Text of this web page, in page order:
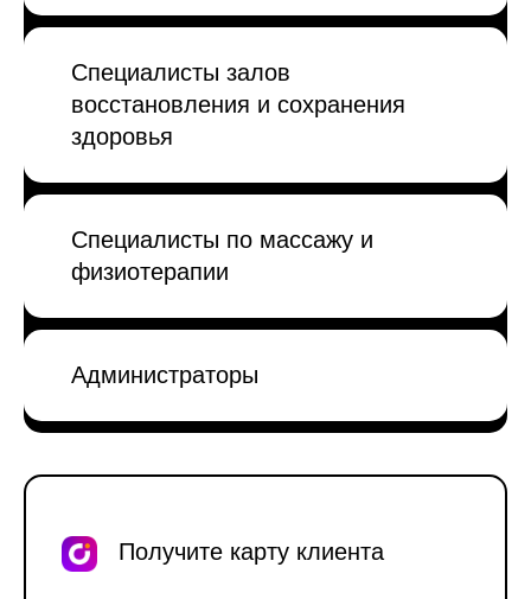
Специалисты залов
восстановления и сохранения
здоровья
Специалисты по массажу и
физиотерапии
Администраторы
Получите карту клиента